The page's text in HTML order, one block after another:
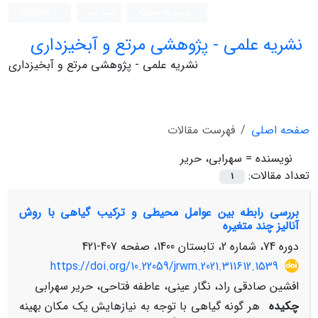
نشریه علمی - پژوهشی مرتع و آبخیزداری
نشریه علمی - پژوهشی مرتع و آبخیزداری
صفحه اصلی
فهرست مقالات
نویسنده = سهرابی، حریر
تعداد مقالات:
1
بررسی رابطه بین عوامل محیطی و ترکیب گیاهی با روش
آنالیز چند متغیره
دوره 74، شماره 2، تابستان 1400، صفحه
407-421
https://doi.org/10.22059/jrwm.2021.311612.1539
افشین صادقی راد، نگار عینی، عاطفه فتاحی، حریر سهرابی
چکیده هر گونه گیاهی با توجه به نیازهایش یک مکان بهینه